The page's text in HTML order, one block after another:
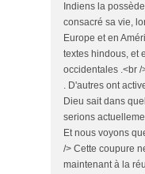
Indiens la
consacré sa vie,
Europe et en
textes hindous, et
occidentales .<br /
. D'autres ont
Dieu sait dans
serions
Et nous voyons
/> Cette coupure
maintenant à la